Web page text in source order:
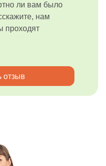
ли вам было
нам
проходят
отзыв